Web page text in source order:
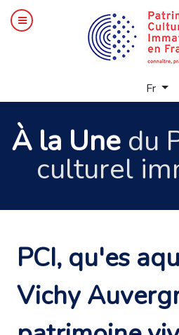
Fr
À la Unedu
culturel
PCI, qu'es
Vichy